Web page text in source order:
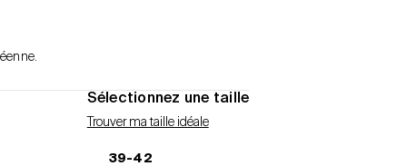
Sélectionnez une taille
Trouver ma taille idéale
39-42